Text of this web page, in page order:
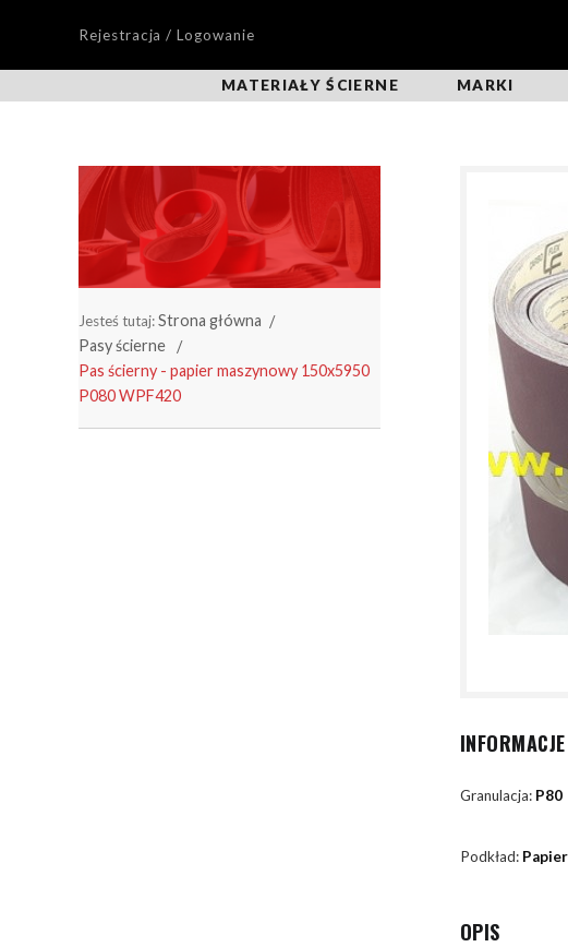
Rejestracja / Logowanie
MATERIAŁY ŚCIERNE MARKI
Jesteś tutaj:Strona główna
Pasy ścierne
Pas ścierny - papier maszynowy 150x5950
P080 WPF420
INFORMACJE
Granulacja: P80
Podkład: Papier
OPIS